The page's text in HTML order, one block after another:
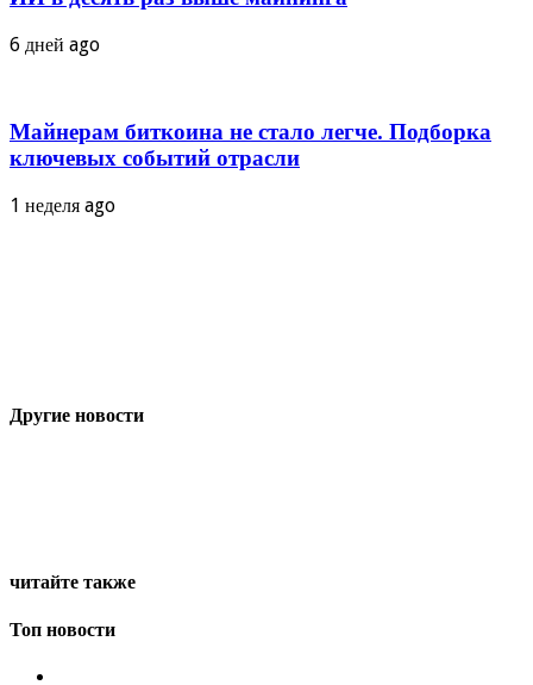
6 дней ago
Майнерам биткоина не стало легче. Подборка
ключевых событий отрасли
1 неделя ago
Другие новости
читайте также
Топ новости